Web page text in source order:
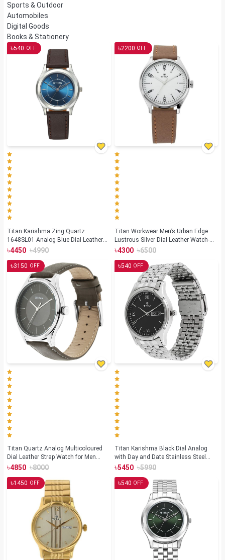
Sports & Outdoor
Automobiles
Digital Goods
Books & Stationery
৳540 OFF
Titan Karishma Zing Quartz
1648SL01 Analog Blue Dial Leather
Strap Watch for Men
৳4450 ৳4990
৳2200 OFF
Titan Workwear Men’s Urban Edge
Lustrous Silver Dial Leather Watch-
1802SL01
৳4300 ৳6500
৳3150 OFF
Titan Quartz Analog Multicoloured
Dial Leather Strap Watch for Men
(NS1729SL04)
৳4850 ৳8000
৳540 OFF
Titan Karishma Black Dial Analog
with Day and Date Stainless Steel
Strap watch for Men(NS1636SM01)
৳5450 ৳5990
৳1450 OFF ৳540 OFF